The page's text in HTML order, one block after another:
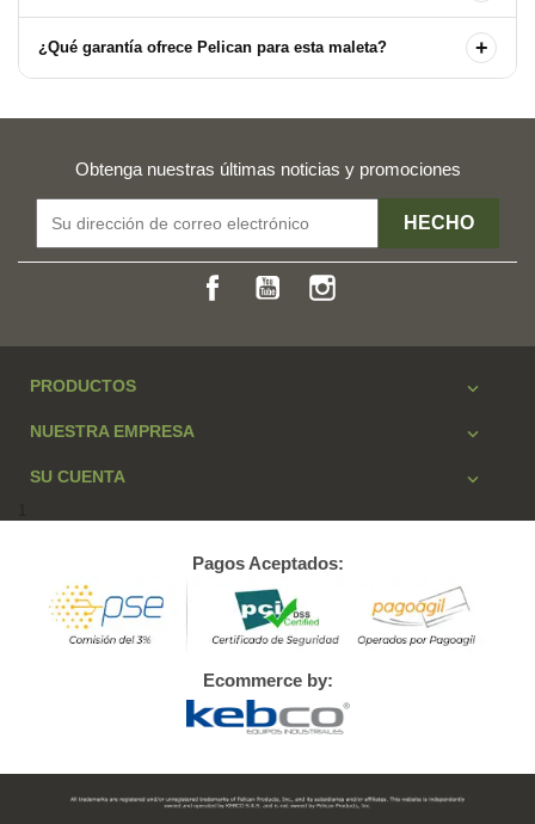
¿Qué garantía ofrece Pelican para esta maleta? +
Obtenga nuestras últimas noticias y promociones
Facebook YouTube
PRODUCTOS 
NUESTRA EMPRESA 
SU CUENTA 
Pagos Aceptados:
Ecommerce by: